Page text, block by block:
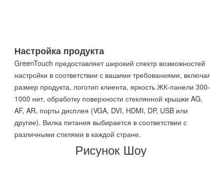
Настройка продукта
GreenTouch предоставляет широкий спектр возможностей
настройки в соответствии с вашими требованиями, включая
размер продукта, логотип клиента, яркость ЖК-панели 300–
1000 нит, обработку поверхности стеклянной крышки AG,
AF, AR, порты дисплея (VGA, DVI, HDMI, DP, USB или
другие). Вилка питания выбирается в соответствии с
различными стилями в каждой стране.
Рисунок Шоу